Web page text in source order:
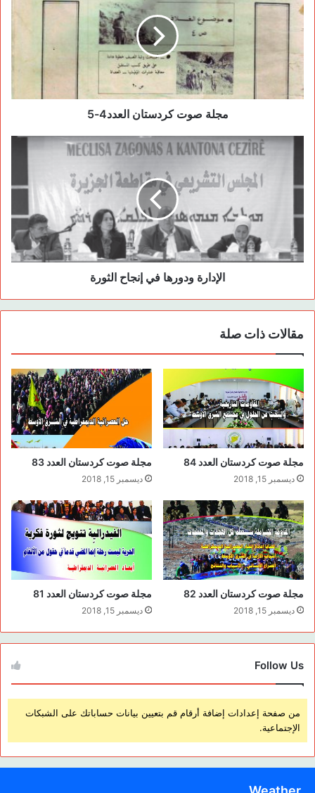
o
k
n
مجلة صوت كردستان العدد4-5
الإدارة ودورها في إنجاح الثورة
مقالات ذات صلة
مجلة صوت كردستان العدد 84
ديسمبر 15, 2018
مجلة صوت كردستان العدد 83
ديسمبر 15, 2018
مجلة صوت كردستان العدد 82
ديسمبر 15, 2018
مجلة صوت كردستان العدد 81
ديسمبر 15, 2018
Follow Us
من صفحة إعدادات إضافة أرقام قم بتعيين بيانات حساباتك على الشبكات
الإجتماعية.